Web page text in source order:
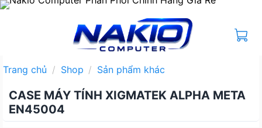
Bỏ
Trang chủ / Shop / Sản phẩm khác
CASE MÁY TÍNH XIGMATEK ALPHA META
EN45004